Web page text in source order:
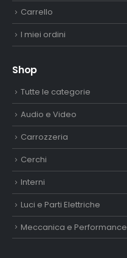
Carrello
I miei ordini
Shop
Tutte le categorie
Audio e Video
Carrozzeria
Cerchi
Interni
Luci e Parti Elettriche
Meccanica e Performance